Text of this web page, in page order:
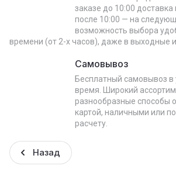
заказе до 10:00 доставка
после 10:00 — на
возможность выбора
времени (от 2-х часов), даже в выходные
Самовывоз
Бесплатный самовывоз в
время. Широкий
разнообразные способы
картой, наличными или
расчету.
Назад